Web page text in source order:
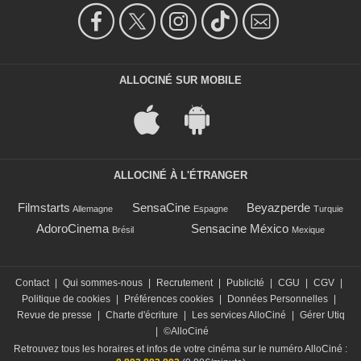
ALLOCINÉ SUR MOBILE
ALLOCINÉ À L'ÉTRANGER
Filmstarts Allemagne SensaCine Espagne Beyazperde Turquie
AdoroCinema Brésil Sensacine México Mexique
Contact Qui sommes-nous Recrutement Publicité CGU CGV
Politique de cookies
Préférences cookies Données Personnelles
Revue de presse
Charte d'écriture Les services AlloCiné
Gérer Utiq
©AlloCiné
Retrouvez tous les horaires et infos de votre cinéma sur le numéro AlloCiné :